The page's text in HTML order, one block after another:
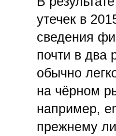
утечек в
сведения
почти в два
обычно
на чёрном
например,
прежнему